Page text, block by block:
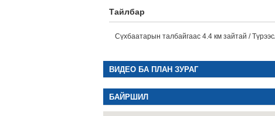
Тайлбар
Сүхбаатарын талбайгаас 4.4 км зайтай /
ВИДЕО БА ПЛАН ЗУРАГ
БАЙРШИЛ